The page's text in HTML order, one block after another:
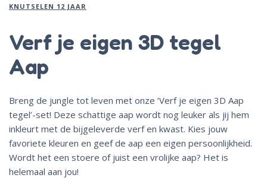
KNUTSELEN 12 JAAR
Verf je eigen 3D tegel
Aap
Breng de jungle tot leven met onze ‘Verf je eigen 3D Aap
tegel’-set! Deze schattige aap wordt nog leuker als jij hem
inkleurt met de bijgeleverde verf en kwast. Kies jouw
favoriete kleuren en geef de aap een eigen persoonlijkheid.
Wordt het een stoere of juist een vrolijke aap? Het is
helemaal aan jou!